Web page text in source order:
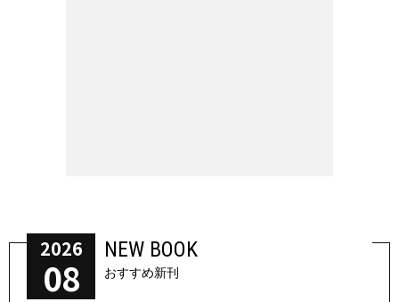
2026
08
NEW BOOK
おすすめ新刊